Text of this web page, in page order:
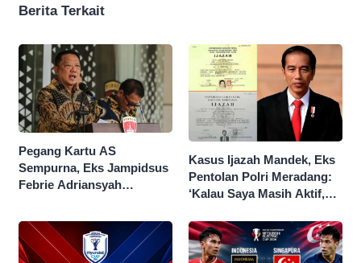
Berita Terkait
Pegang Kartu AS
Sempurna, Eks Jampidsus
Febrie Adriansyah
Kasus Ijazah Mandek, Eks
Pentolan Polri Meradang:
‘Kalau Saya Masih Aktif,